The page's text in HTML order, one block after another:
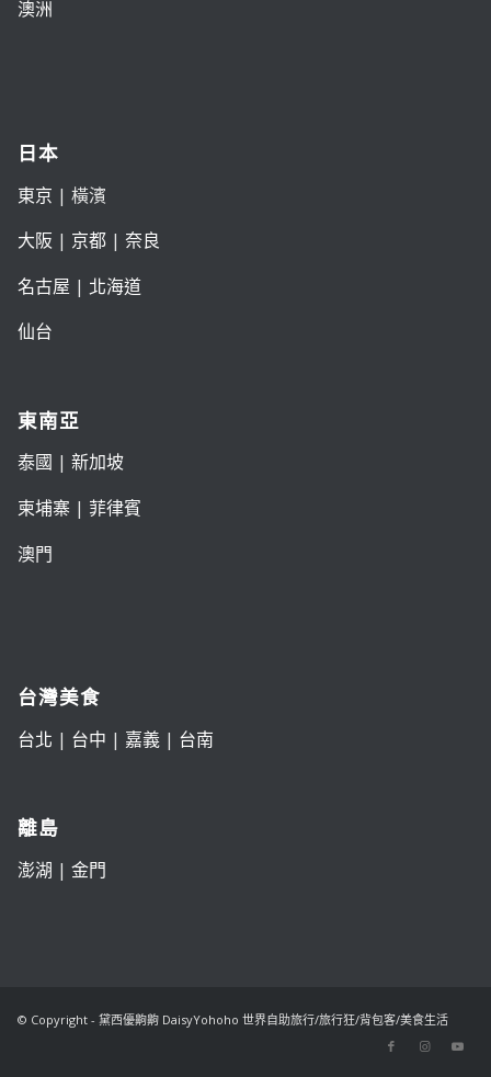
澳洲
日本
東京 | 橫濱
大阪 | 京都| 奈良
名古屋 | 北海道
仙台
東南亞
泰國 | 新加坡
柬埔寨 | 菲律賓
澳門
台灣美食
台北 | 台中 | 嘉義| 台南
離島
澎湖 | 金門
© Copyright - 黛西優齁齁 DaisyYohoho 世界自助旅行/旅行狂/背包客/美食生活